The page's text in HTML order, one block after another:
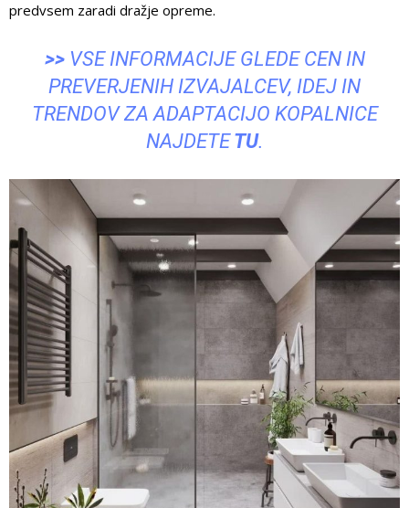
predvsem zaradi dražje opreme.
>>VSE INFORMACIJE GLEDE CEN IN
PREVERJENIH IZVAJALCEV, IDEJ IN
TRENDOV ZA ADAPTACIJO KOPALNICE
NAJDETE TU.